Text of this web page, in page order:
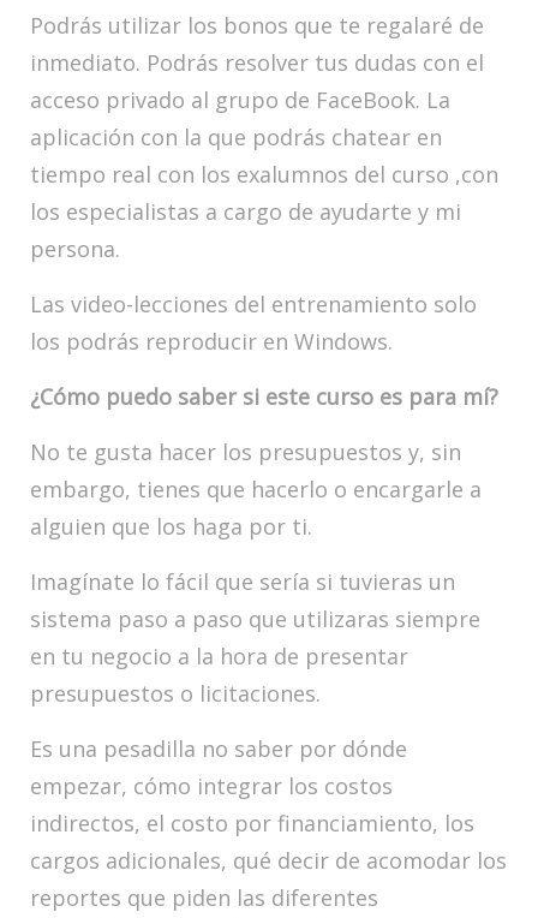
Podrás utilizar los bonos que te regalaré de
inmediato. Podrás resolver tus dudas con el
acceso privado al grupo de FaceBook. La
aplicación con la que podrás chatear en
tiempo real con los exalumnos del curso ,con
los especialistas a cargo de ayudarte y mi
persona.
Las video-lecciones del entrenamiento solo
los podrás reproducir en Windows.
¿Cómo puedo saber si este curso es para mí?
No te gusta hacer los presupuestos y, sin
embargo, tienes que hacerlo o encargarle a
alguien que los haga por ti.
Imagínate lo fácil que sería si tuvieras un
sistema paso a paso que utilizaras siempre
en tu negocio a la hora de presentar
presupuestos o licitaciones.
Es una pesadilla no saber por dónde
empezar, cómo integrar los costos
indirectos, el costo por financiamiento, los
cargos adicionales, qué decir de acomodar los
reportes que piden las diferentes